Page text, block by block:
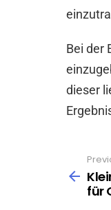
Bei der
dieser
more
für